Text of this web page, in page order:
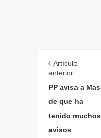
Artículo
anterior
PP avisa a Mas
de que ha
tenido muchos
avisos